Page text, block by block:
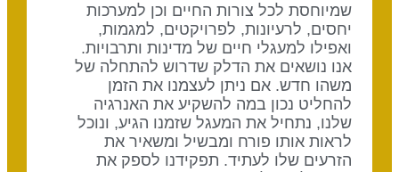
שמיוחסת לכל צורות החיים וכן למערכות
יחסים, לרעיונות, לפרויקטים, למגמות,
ואפילו למעגלי חיים של מדינות ותרבויות.
אנו נושאים את הדלק שדרוש להתחלה של
משהו חדש. אם ניתן לעצמנו את הזמן
להחליט נכון במה להשקיע את האנרגיה
שלנו, נתחיל את המעגל שזמנו הגיע, ונוכל
לראות אותו פורח ומבשיל ומשאיר את
הזרעים שלו לעתיד. תפקידנו לספק את